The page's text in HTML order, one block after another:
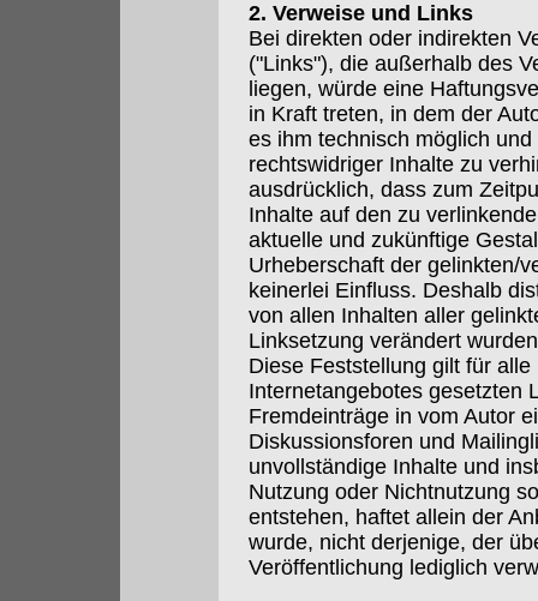
2. Verweise und Links
Bei direkten oder indirekten
("Links"), die außerhalb des
liegen, würde eine
in Kraft treten, in dem der
es ihm technisch möglich
rechtswidriger Inhalte zu
ausdrücklich, dass zum
Inhalte auf den zu
aktuelle und zukünftige
Urheberschaft der gelinkten/
keinerlei Einfluss. Deshalb
von allen Inhalten aller
Linksetzung verändert
Diese Feststellung gilt für
Internetangebotes gesetzten
Fremdeinträge in vom Autor
Diskussionsforen und
unvollständige Inhalte und
Nutzung oder Nichtnutzung
entstehen, haftet allein der
wurde, nicht derjenige, der
Veröffentlichung lediglich